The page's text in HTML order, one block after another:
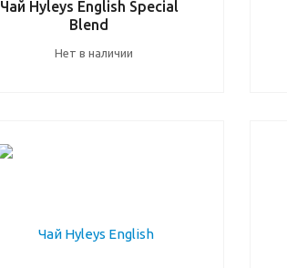
Чай Hyleys English Special
Blend
Нет в наличии